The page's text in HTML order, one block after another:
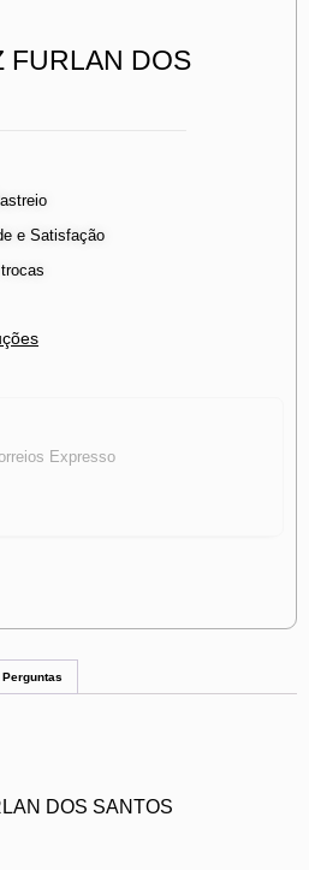
FURLAN DOS
e Satisfação
Expresso
Perguntas
DOS SANTOS